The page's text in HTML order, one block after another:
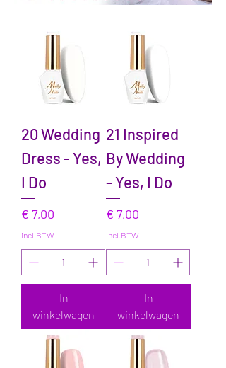
20 Wedding
Dress - Yes,
I Do
Prijs
€ 7,00
incl.BTW
In
winkelwagen
21 Inspired
By Wedding
- Yes, I Do
Prijs
€ 7,00
incl.BTW
In
winkelwagen